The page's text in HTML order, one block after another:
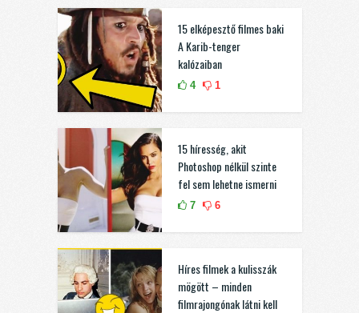
15 elképesztő filmes baki
A Karib-tenger
kalózaiban
4 1
15 híresség, akit
Photoshop nélkül szinte
fel sem lehetne ismerni
7 6
Híres filmek a kulisszák
mögött – minden
filmrajongónak látni kell